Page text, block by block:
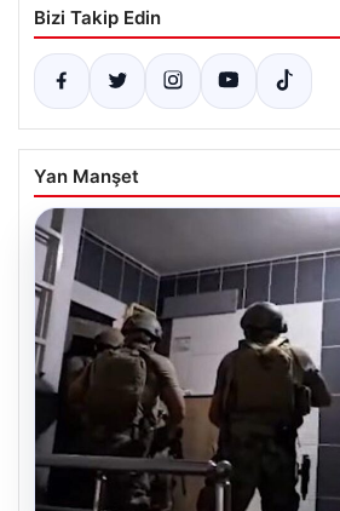
Bizi Takip Edin
Yan Manşet